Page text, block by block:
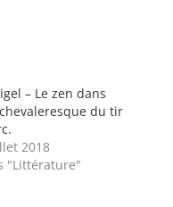
– Le zen dans
chevaleresque du tir
2018
"Littérature"